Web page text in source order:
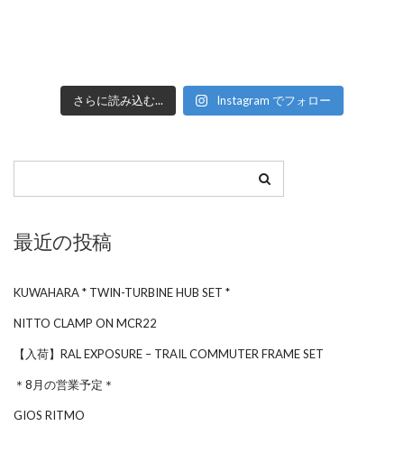
さらに読み込む... Instagram でフォロー
最近の投稿
KUWAHARA * TWIN-TURBINE HUB SET *
NITTO CLAMP ON MCR22
【入荷】RAL EXPOSURE – TRAIL COMMUTER FRAME SET
＊8月の営業予定＊
GIOS RITMO